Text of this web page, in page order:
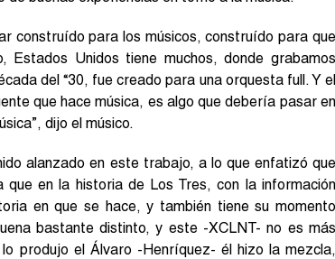
construído para los músicos, construído para que
Unidos tiene muchos, donde grabamos
del “30, fue creado para una orquesta full. Y el
que hace música, es algo que debería pasar en
dijo el músico.
alanzado en este trabajo, a lo que enfatizó que
en la historia de Los Tres, con la información
en que se hace, y también tiene su momento
bastante distinto, y este -XCLNT- no es más
produjo el Álvaro -Henríquez- él hizo la mezcla,